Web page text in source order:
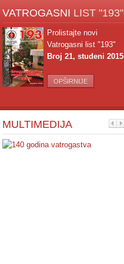
VATROGASNI LIST "193"
Prolistajte novi
Vatrogasni list "193"
Broj 21, studeni 2015
OPŠIRNIJE
MULTIMEDIJA